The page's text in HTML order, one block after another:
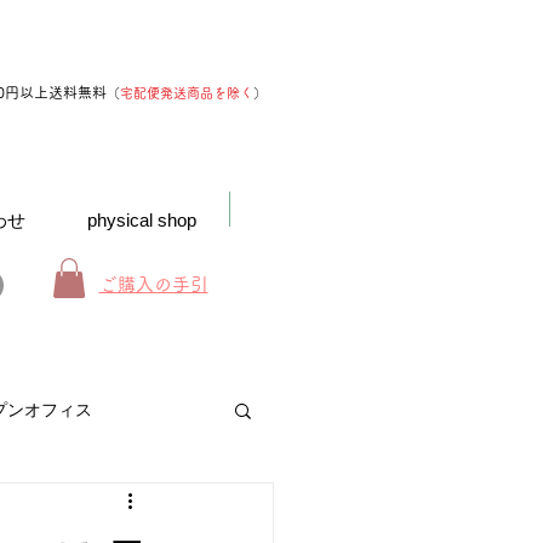
以上送料無料 （宅配便発送商品を除く ）
せ physical shop
ご購入の手引
ンオフィス
得なインフォメーション